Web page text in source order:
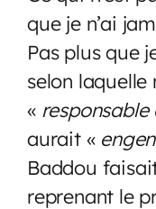
que je n’ai
Pas plus que
selon
«responsable
aurait «
Baddou
reprenant le